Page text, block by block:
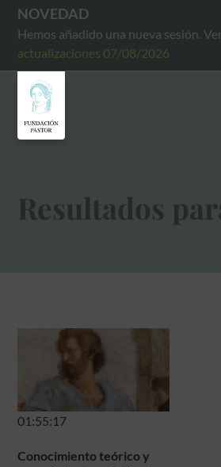
NOVEDAD
Hemos añadido una nueva sesión.
actualizaciones 07/08/2026
Resultados
01:55:17
Conocimiento teórico y